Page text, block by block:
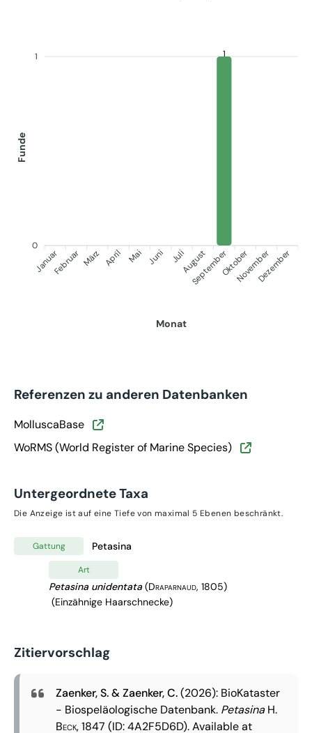
1
0
Funde
1
JanuarFebruar März April Mai Juni JuliAugust
SeptemberOktoberNovemberDezember
Monat
Referenzen zu anderen Datenbanken
MolluscaBase
WoRMS (World Register of Marine Species)
Untergeordnete Taxa
Die Anzeige ist auf eine Tiefe von maximal 5 Ebenen beschränkt.
Gattung Petasina
Art
Petasina unidentata (Draparnaud, 1805)
(Einzähnige Haarschnecke)
Zitiervorschlag
Zaenker, S. & Zaenker, C.(2026): BioKataster
- Biospeläologische Datenbank. Petasina H.
Beck, 1847 (ID: 4A2F5D6D). Available at